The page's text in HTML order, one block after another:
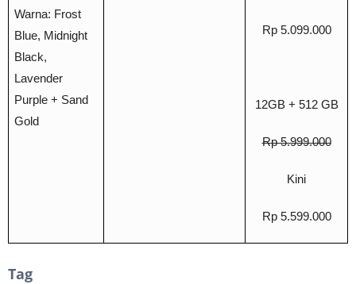
Warna: Frost
Blue, Midnight
Black,
Lavender
Purple + Sand
Gold
Rp 5.099.000
12GB + 512 GB
Rp 5.999.000
Kini
Rp 5.599.000
Tag